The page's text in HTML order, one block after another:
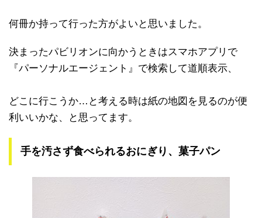
何冊か持って行った方がよいと思いました。
決まったパビリオンに向かうときはスマホアプリで
『パーソナルエージェント』で検索して道順表示、
どこに行こうか…と考える時は紙の地図を見るのが便
利いいかな、と思ってます。
手を汚さず食べられるおにぎり、菓子パン